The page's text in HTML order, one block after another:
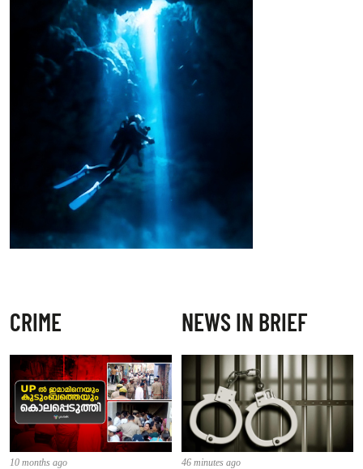
CRIME
10 months ago
NEWS IN BRIEF
46 minutes ago